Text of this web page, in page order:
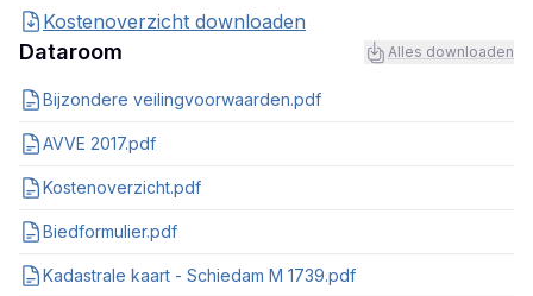
Kostenoverzicht downloaden
Dataroom Alles downloaden
Bijzondere veilingvoorwaarden.pdf
AVVE 2017.pdf
Kostenoverzicht.pdf
Biedformulier.pdf
Kadastrale kaart - Schiedam M 1739.pdf